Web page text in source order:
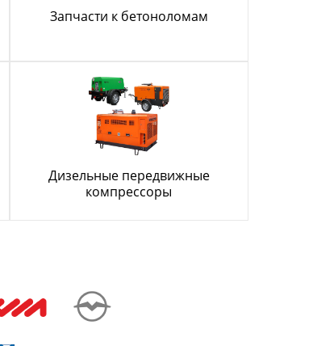
Запчасти к бетоноломам
Дизельные передвижные
компрессоры